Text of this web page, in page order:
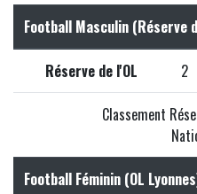
Football Masculin (Réserve
Réserve de l'OL 2
Classement
Football Féminin (OL